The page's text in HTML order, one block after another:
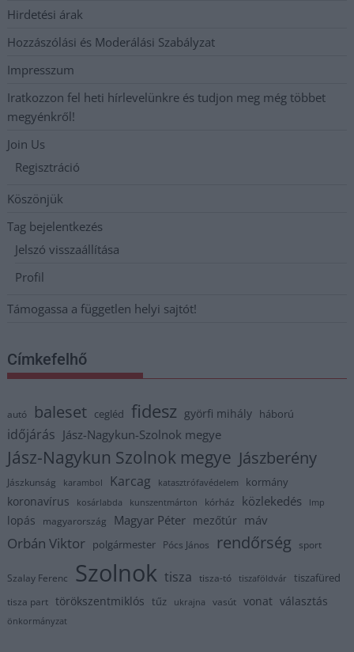
Hirdetési árak
Hozzászólási és Moderálási Szabályzat
Impresszum
Iratkozzon fel heti hírlevelünkre és tudjon meg még többet
megyénkről!
Join Us
Regisztráció
Köszönjük
Tag bejelentkezés
Jelszó visszaállítása
Profil
Támogassa a független helyi sajtót!
Címkefelhő
autó baleset cegléd fidesz györfi mihály háború
időjárás Jász-Nagykun-Szolnok megye
Jász-Nagykun Szolnok megye Jászberény
Jászkunság karambol Karcag katasztrófavédelem kormány
koronavírus kosárlabda kunszentmárton kórház közlekedés lmp
lopás magyarország Magyar Péter mezőtúr máv
Orbán Viktor polgármester Pócs János rendőrség sport
Szalay Ferenc Szolnok tisza tisza-tó tiszaföldvár tiszafüred
tisza part törökszentmiklós tűz ukrajna vasút vonat választás
önkormányzat